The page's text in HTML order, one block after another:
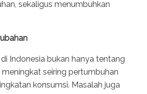
sekaligus menumbuhkan
Indonesia bukan hanya tentang
seiring pertumbuhan
konsumsi. Masalah juga